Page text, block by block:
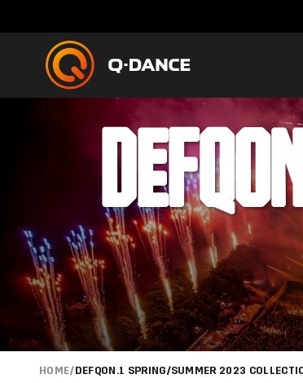
HOME/DEFQON.1 SPRING/SUMMER 2023